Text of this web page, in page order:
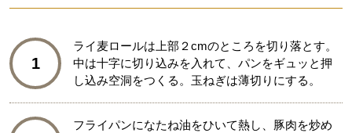
1
ライ麦ロールは上部２cmのところを切り落とす。
中は十字に切り込みを入れて、パンをギュッと押
し込み空洞をつくる。玉ねぎは薄切りにする。
フライパンになたね油をひいて熱し、豚肉を炒め